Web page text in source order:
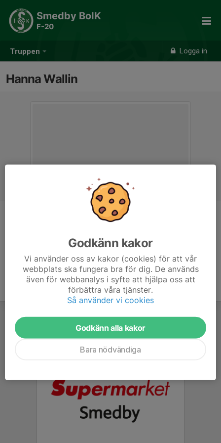
Truppen Logga in
Smedby BoIK
F-20
Hanna Wallin
Ledare
Godkänn kakor
Vi använder oss av kakor (cookies) för att vår
webbplats ska fungera bra för dig. De används
även för webbanalys i syfte att hjälpa oss att
förbättra våra tjänster.
Så använder vi cookies
Godkänn alla kakor
Bara nödvändiga